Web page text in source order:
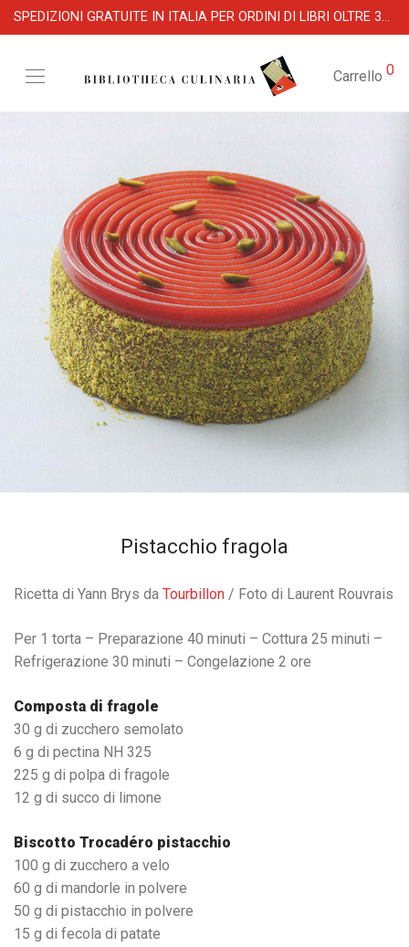
SPEDIZIONI GRATUITE IN ITALIA PER ORDINI DI LIBRI OLTRE 39 €
Carrello 0
Pistacchio fragola
Ricetta di Yann Brys da Tourbillon / Foto di Laurent Rouvrais
Per 1 torta – Preparazione 40 minuti – Cottura 25 minuti –
Refrigerazione 30 minuti – Congelazione 2 ore
Composta di fragole
30 g di zucchero semolato
6 g di pectina NH 325
225 g di polpa di fragole
12 g di succo di limone
Biscotto Trocadéro pistacchio
100 g di zucchero a velo
60 g di mandorle in polvere
50 g di pistacchio in polvere
15 g di fecola di patate